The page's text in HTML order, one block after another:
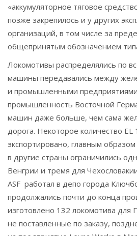
«аккумуляторное тяговое
позже закрепилось и у других
организаций, в том числе за
общепринятым обозначением
Локомотивы распределялись по
машины передавались между
и промышленными
промышленность Восточной
машин даже больше, чем сама
дорога. Некоторое количество EL
экспортировано, главным
в другие страны ограничились
Венгрии и тремя для
ASF работал в депо города
продолжались почти до конца
изготовлено 132 локомотива
не поставленные по заказу,